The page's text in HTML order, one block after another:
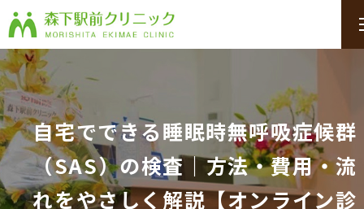
自宅でできる睡眠時無呼吸症候群
（SAS）の検査｜方法・費用・流
れをやさしく解説【オンライン診